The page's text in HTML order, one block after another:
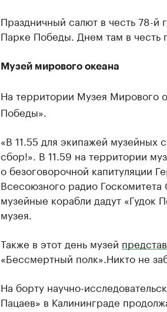
Праздничный салют в честь 78-
Парке Победы. Днем там в честь
Музей мирового океана
На территории Музея Мирового
Победы».
«В 11.55 для экипажей музейных
сбор!». В 11.59 на территории
о безоговорочной капитуляции
Всесоюзного радио
музейные корабли дадут «Гудок
музея.
Также в этот день музей
«Бессмертный полк».Никто не
На борту научно-
Пацаев» в Калининграде